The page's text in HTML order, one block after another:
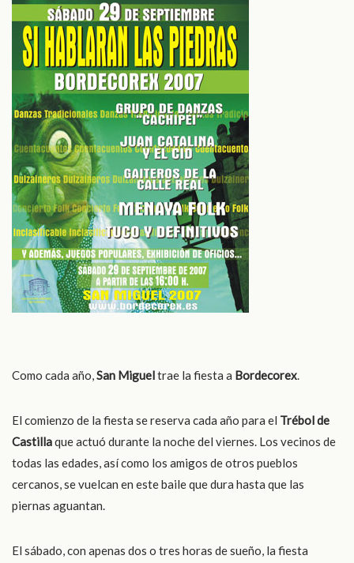
Como cada año,San Migueltrae la fiesta a Bordecorex.
El comienzo de la fiesta se reserva cada año para el Trébol de
Castillaque actuó durante la noche del viernes. Los vecinos de
todas las edades, así como los amigos de otros pueblos
cercanos, se vuelcan en este baile que dura hasta que las
piernas aguantan.
El sábado, con apenas dos o tres horas de sueño, la fiesta